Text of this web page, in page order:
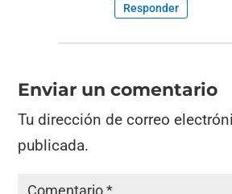
Responder
Enviar un comentario
Tu dirección de correo
publicada.